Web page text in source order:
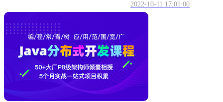
2022-10-11 17:01:00